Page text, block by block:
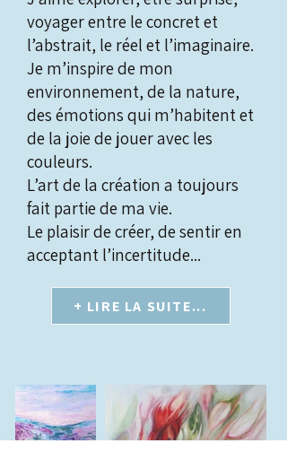
voyager entre le concret et
l’abstrait, le réel et l’imaginaire.
Je m’inspire de mon
environnement, de la nature,
des émotions qui m’habitent et
de la joie de jouer avec les
couleurs.
L’art de la création a toujours
fait partie de ma vie.
Le plaisir de créer, de sentir en
acceptant l’incertitude...
+ LIRE LA SUITE...